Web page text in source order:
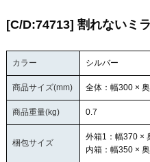
[C/D:74713] 割れないミ
カラー シルバー
商品サイズ(mm) 全体：幅300 ×
商品重量(kg) 0.7
梱包サイズ
外箱1：幅370 ×
内箱：幅350 ×